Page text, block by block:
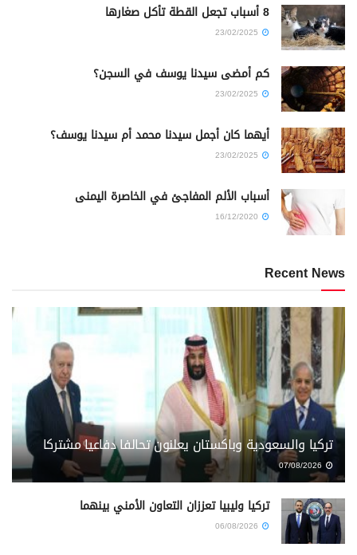
8 أسباب تجعل القطة تأكل صغارها
كم أمضى سيدنا يوسف في السجن؟
أيهما كان أجمل سيدنا محمد أم سيدنا يوسف؟
أسباب الألم المفاجئ في الخاصرة اليمنى
Recent News
تركيا والسعودية وباكستان يعلنون تحالفا دفاعيا مشتركا
تركيا وليبيا تعززان التعاون الأمني بينهما